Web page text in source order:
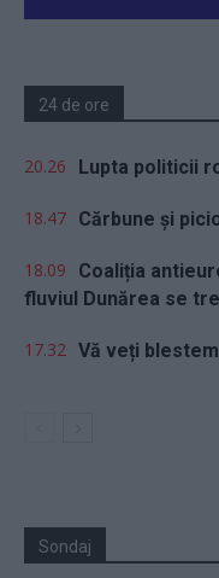
24 de ore
20.26 Lupta politicii
18.47 Cărbune și
18.09
Coaliția
fluviul Dunărea se
17.32 Vă veți
Sondaj